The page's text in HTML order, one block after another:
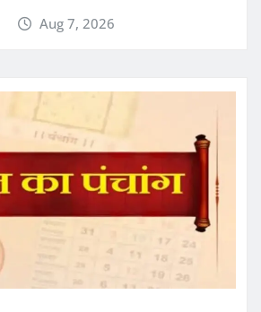
Aug 7, 2026